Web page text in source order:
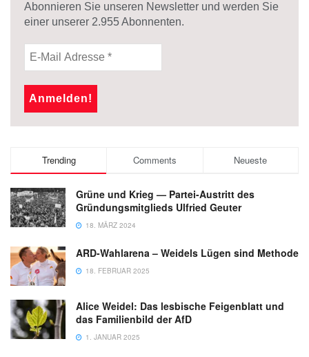
Abonnieren Sie unseren Newsletter und werden Sie
einer unserer 2.955Abonnenten.
Trending Comments Neueste
Grüne und Krieg — Partei-Austritt des
Gründungsmitglieds Ulfried Geuter
18. MÄRZ 2024
ARD-Wahlarena – Weidels Lügen sind Methode
18. FEBRUAR 2025
Alice Weidel: Das lesbische Feigenblatt und
das Familienbild der AfD
1. JANUAR 2025